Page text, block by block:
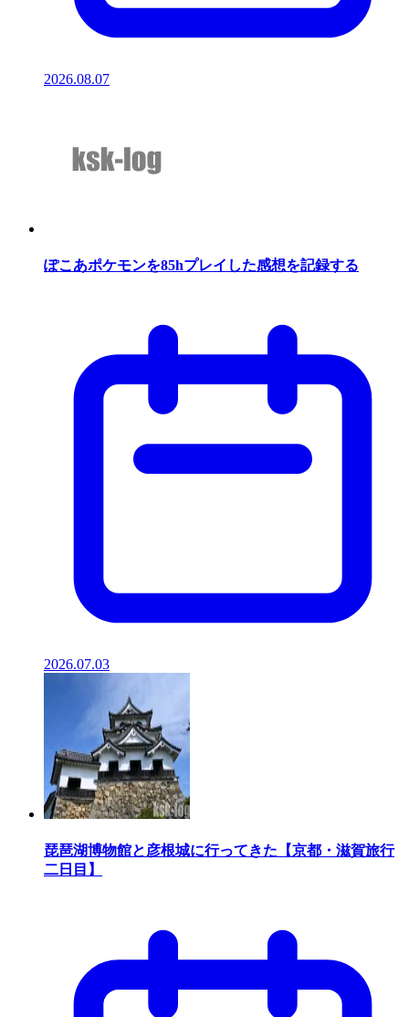
2026.08.07
ぽこあポケモンを85hプレイした感想を記録する
2026.07.03
琵琶湖博物館と彦根城に行ってきた【京都・滋賀旅行
二日目】